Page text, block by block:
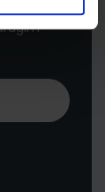
novim